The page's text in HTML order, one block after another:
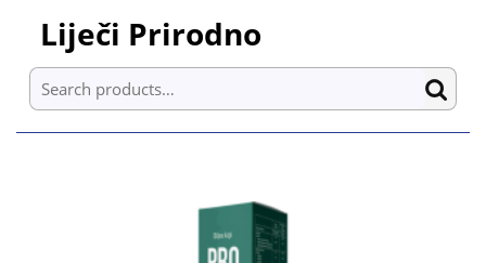
content
Skip
content
Liječi Prirodno
Search for: